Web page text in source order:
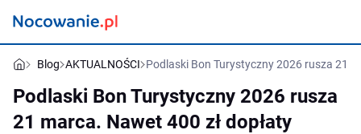
Blog AKTUALNOŚCI Podlaski Bon Turystyczny 2026 rusza 21
Podlaski Bon Turystyczny 2026 rusza
21 marca. Nawet 400 zł dopłaty